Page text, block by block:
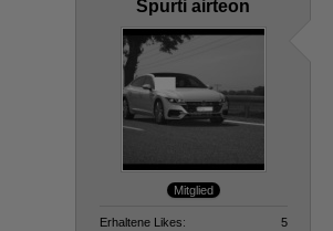
Spurti airteon
Mitglied
Erhaltene Likes
5